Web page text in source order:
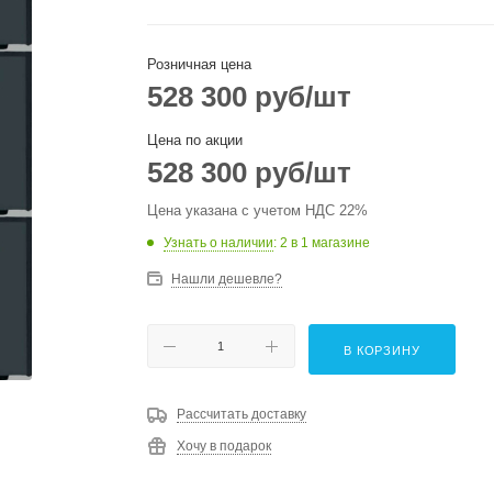
Розничная цена
528 300 руб/шт
Цена по акции
528 300 руб/шт
Цена указана с учетом НДС 22%
Узнать о наличии: 2 в 1 магазине
Нашли дешевле?
В КОРЗИНУ
Рассчитать доставку
Хочу в подарок